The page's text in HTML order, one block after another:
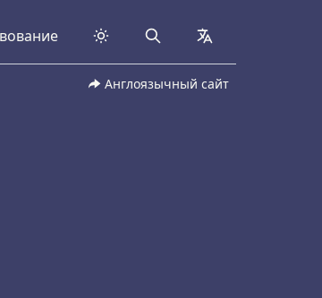
Search collapsed
Англоязычный сайт